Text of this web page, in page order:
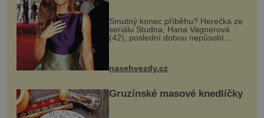
Smutný konec příběhu? Herečka ze
seriálu Studna, Hana Vagnerová
(42), poslední dobou nepůsobí
nasehvezdy.cz
Gruzínské masové knedlíčky